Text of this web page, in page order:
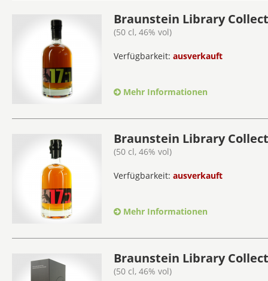
Braunstein Library
(50 cl, 46% vol)
Verfügbarkeit: ausverkauft
Mehr Informationen
Braunstein Library
(50 cl, 46% vol)
Verfügbarkeit: ausverkauft
Mehr Informationen
Braunstein Library
(50 cl, 46% vol)